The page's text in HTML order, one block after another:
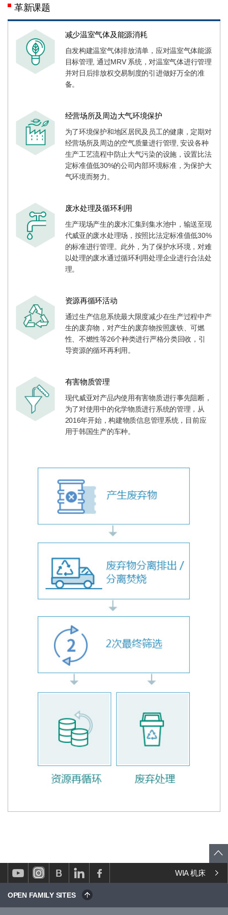
革新课题
减少温室气体及能源消耗
自发构建温室气体排放清单，应对温室气体能源
目标管理, 通过MRV 系统，对温室气体进行管理
并对日后排放权交易制度的引进做好万全的准
备。
经营场所及周边大气环境保护
为了环境保护和地区居民及员工的健康，定期对
经营场所及周边的空气质量进行管理, 安设各种
生产工艺流程中防止大气污染的设施，设置比法
定标准值低30%的公司内部环境标准，为保护大
气环境而努力。
废水处理及循环利用
生产现场产生的废水汇集到集水池中，输送至现
代威亚的废水处理场，按照比法定标准值低30%
的标准进行管理。此外，为了保护水环境，对难
以处理的废水通过循环利用处理企业进行合法处
理。
资源再循环活动
通过生产信息系统最大限度减少在生产过程中产
生的废弃物，对产生的废弃物按照废铁、可燃
性、不燃性等26个种类进行严格分类回收，引
导资源的循环再利用。
有害物质管理
现代威亚对产品内使用有害物质进行事先阻断，
为了对使用中的化学物质进行系统的管理，从
2016年开始，构建物质信息管理系统，目前应
用于韩国生产的车种。
WIA 机床
OPEN FAMILY SITES